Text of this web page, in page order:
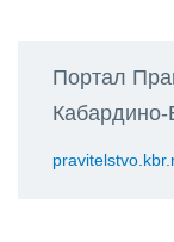
Портал
Кабардино-